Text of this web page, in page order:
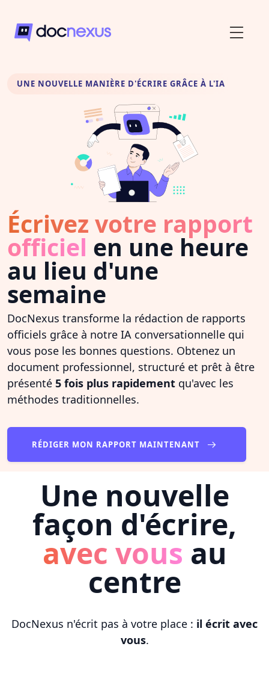
UNE NOUVELLE MANIÈRE D'ÉCRIRE GRÂCE À L'IA
Écrivez votre rapport
officiel en une heure
au lieu d'une
semaine
DocNexus transforme la rédaction de rapports
officiels grâce à notre IA conversationnelle qui
vous pose les bonnes questions. Obtenez un
document professionnel, structuré et prêt à être
présenté 5 fois plus rapidement qu'avec les
méthodes traditionnelles.
RÉDIGER MON RAPPORT MAINTENANT
Une nouvelle
façon d'écrire,
avec vous au
centre
DocNexus n'écrit pas à votre place : il écrit avec
vous.